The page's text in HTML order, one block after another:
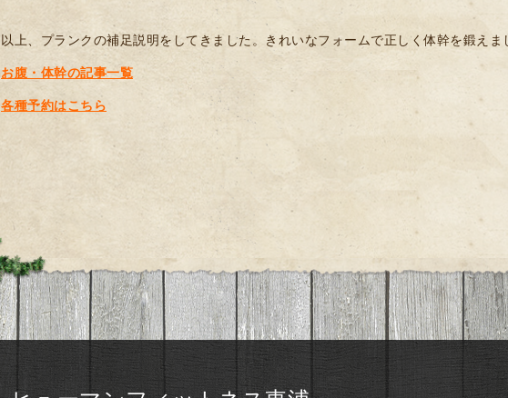
以上、プランクの補足説明をしてきました。きれいなフォームで正しく体幹を鍛えま
お腹・体幹の記事一覧
各種予約はこちら